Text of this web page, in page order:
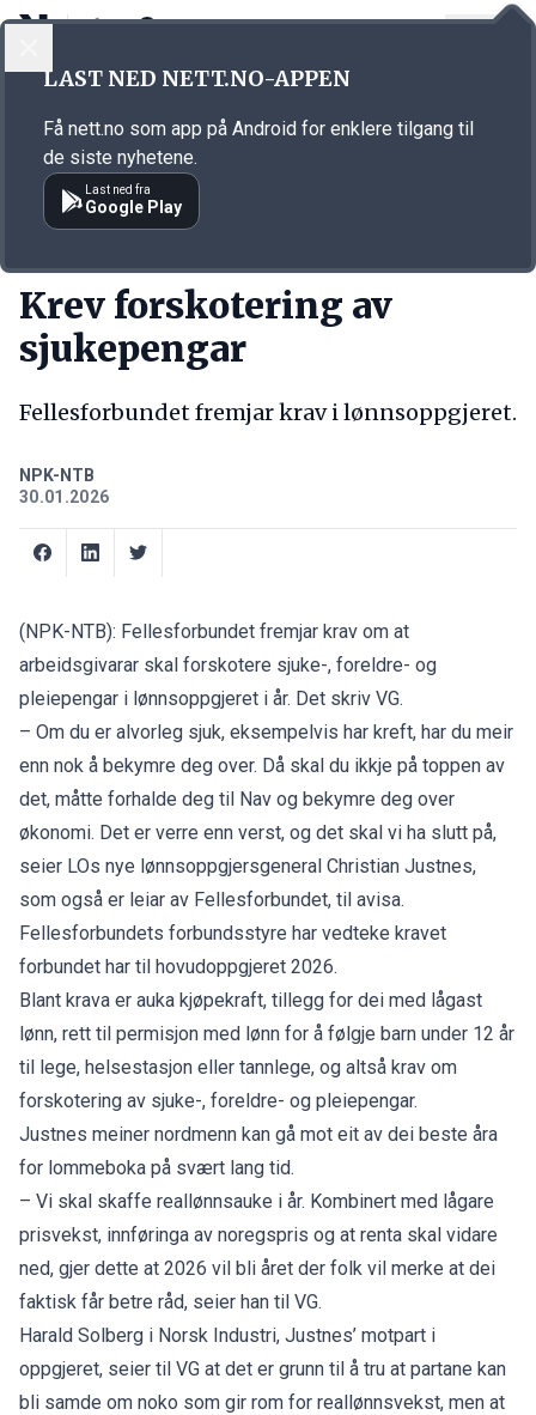
Annonsørinnhold
Krev forskotering av
sjukepengar
Fellesforbundet fremjar krav i lønnsoppgjeret.
NPK-NTB
30.01.2026
(NPK-NTB): Fellesforbundet fremjar krav om at
arbeidsgivarar skal forskotere sjuke-, foreldre- og
pleiepengar i lønnsoppgjeret i år. Det skriv VG.
– Om du er alvorleg sjuk, eksempelvis har kreft, har du meir
enn nok å bekymre deg over. Då skal du ikkje på toppen av
det, måtte forhalde deg til Nav og bekymre deg over
økonomi. Det er verre enn verst, og det skal vi ha slutt på,
seier LOs nye lønnsoppgjersgeneral Christian Justnes,
som også er leiar av Fellesforbundet, til avisa.
Fellesforbundets forbundsstyre har vedteke kravet
forbundet har til hovudoppgjeret 2026.
Blant krava er auka kjøpekraft, tillegg for dei med lågast
lønn, rett til permisjon med lønn for å følgje barn under 12 år
til lege, helsestasjon eller tannlege, og altså krav om
forskotering av sjuke-, foreldre- og pleiepengar.
Justnes meiner nordmenn kan gå mot eit av dei beste åra
for lommeboka på svært lang tid.
– Vi skal skaffe reallønnsauke i år. Kombinert med lågare
prisvekst, innføringa av noregspris og at renta skal vidare
ned, gjer dette at 2026 vil bli året der folk vil merke at dei
faktisk får betre råd, seier han til VG.
Harald Solberg i Norsk Industri, Justnes’ motpart i
oppgjeret, seier til VG at det er grunn til å tru at partane kan
bli samde om noko som gir rom for reallønnsvekst, men at
LAST NED NETT.NO-APPEN
Få nett.no som app på Android for enklere tilgang til
de siste nyhetene.
Last ned fra
Google Play